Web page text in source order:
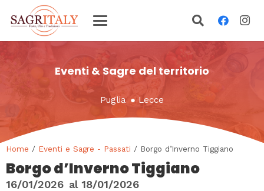
Eventi & Sagre del territorio
Puglia ● Lecce
Home / Eventi e Sagre - Passati / Borgo d’Inverno Tiggiano
Borgo d’Inverno Tiggiano
16/01/2026 al 18/01/2026